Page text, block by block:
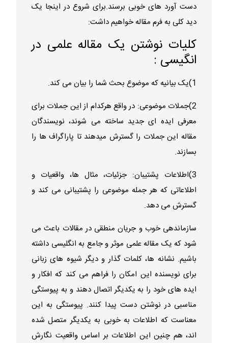
دست آورد های خوبی برسند.برای شروع در اینجا یک
دید کلی به فرم مقاله خواهیم داشت:
کلیات نوشتن یک مقاله علمی در
انگیسی :
1)یک بیانیه که موضوع بحث شما را بیان می کند.
2)جملات موضوعی: در واقع هرکدام از این جملات برای
معرفی ایده ای جدید ساخته می شوند، نویسندگان
مقاله این جملات را گسترش میدهند تا پاراگراف ها را
بسازند.
3)اطلاعات پشتیبان: جزئیات، مثال ها، واقعیات و
اطلاعاتی که هر جمله موضوعی را پشتیبانی می کند و
گسترش می دهد.
سازماندهی خوب و جریان منطقی در مقالات باعث می
شود که یک مقاله علمی موثر و جامع به انگلیسی داشته
باشیم. نشانه ها، کلمات گذار و دیگر شیوه های زبانی
برای نویسنده این امکان را فراهم می کند که افکار و
ایده های خود را به یکدیگر اتصال دهند و به پیوستگی
مناسبی در نوشتن دست پیدا کنند. پیوستگی به این
معناست که اطلاعات به خوبی به یکدیگر متصل شده
اند، هم چنین این اطلاعات بر اساس واقعیت نگارش